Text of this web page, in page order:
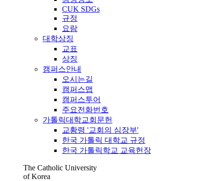
CUK SDGs
규정
요람
대학상징
교표
상징
캠퍼스안내
오시는길
캠퍼스맵
캠퍼스투어
주요전화번호
가톨릭대학교회문헌
교황령 '교회의 심장부'
한국 가톨릭 대학교 규정
한국 가톨릭학교 교육헌장
The Catholic University
of Korea